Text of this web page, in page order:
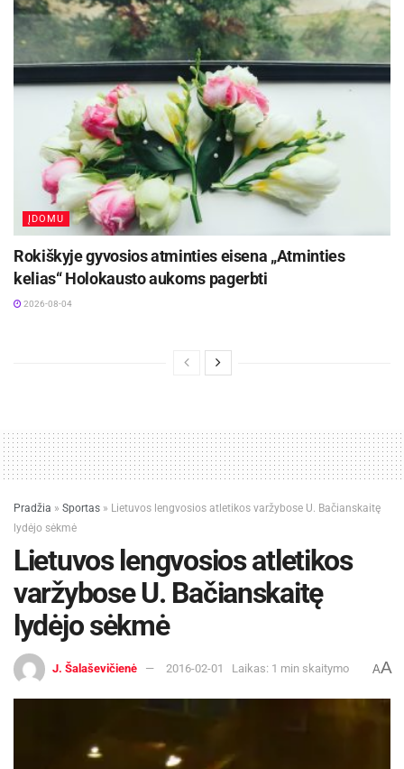
ĮDOMU
Rokiškyje gyvosios atminties eisena „Atminties
kelias“ Holokausto aukoms pagerbti
2026-08-04
Pradžia » Sportas » Lietuvos lengvosios atletikos varžybose U. Bačianskaitę
lydėjo sėkmė
Lietuvos lengvosios atletikos
varžybose U. Bačianskaitę
lydėjo sėkmė
J. Šalaševičienė 2016-02-01 Laikas: 1 min skaitymo AA